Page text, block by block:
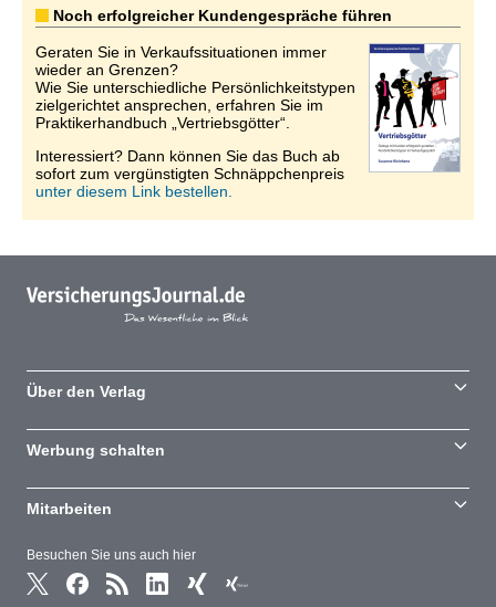
Noch erfolgreicher Kundengespräche führen
Geraten Sie in Verkaufssituationen immer
wieder an Grenzen?
Wie Sie unterschiedliche Persönlichkeitstypen
zielgerichtet ansprechen, erfahren Sie im
Praktikerhandbuch „Vertriebsgötter“.
Interessiert? Dann können Sie das Buch ab
sofort zum vergünstigten Schnäppchenpreis
unter diesem Link bestellen.
Besuchen Sie uns auch hier
Über den Verlag
Werbung schalten
Mitarbeiten